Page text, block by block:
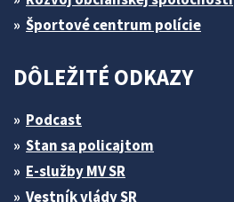
Športové centrum polície
DÔLEŽITÉ ODKAZY
Podcast
Stan sa policajtom
E-služby MV SR
Vestník vlády SR